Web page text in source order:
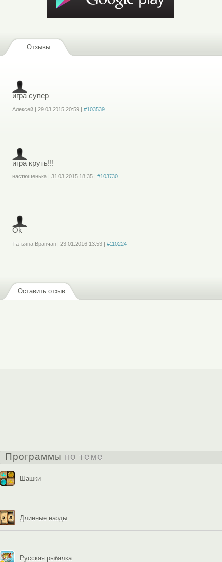
Отзывы
игра супер
Aлексей| 29.03.2015 20:59| #103539
игра круть!!!
наcтюшенька| 31.03.2015 18:35| #103730
Ok
Татьяна Вранчан| 23.01.2016 13:53| #110224
Оставить отзыв
Программы по теме
Шашки
Длинные нарды
Русская рыбалка